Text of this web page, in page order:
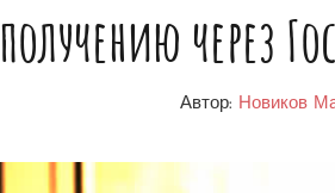
получению через
Автор: Новиков